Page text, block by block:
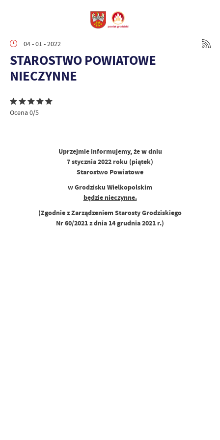
04 - 01 - 2022
STAROSTWO POWIATOWE
NIECZYNNE
Ocena 0/5
Uprzejmie informujemy, że w dniu
7 stycznia 2022 roku (piątek)
Starostwo Powiatowe
w Grodzisku Wielkopolskim
będzie nieczynne.
(Zgodnie z Zarządzeniem Starosty Grodziskiego
Nr 60/2021 z dnia 14 grudnia 2021 r.)